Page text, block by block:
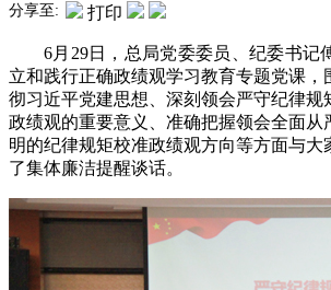
分享至: 打印
6月29日，总局党委委员、纪委书记
立和践行正确政绩观学习教育专题党课，
彻习近平党建思想、深刻领会严守纪律规
政绩观的重要意义、准确把握领会全面从
明的纪律规矩校准政绩观方向等方面与大
了集体廉洁提醒谈话。